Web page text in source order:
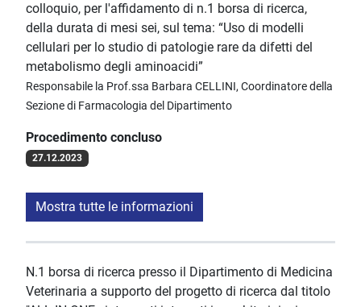
colloquio, per l'affidamento di n.1 borsa di ricerca,
della durata di mesi sei, sul tema: “Uso di modelli
cellulari per lo studio di patologie rare da difetti del
metabolismo degli aminoacidi”
Responsabile la Prof.ssa Barbara CELLINI, Coordinatore della
Sezione di Farmacologia del Dipartimento
Procedimento concluso
27.12.2023
Mostra tutte le informazioni
N.1 borsa di ricerca presso il Dipartimento di Medicina
Veterinaria a supporto del progetto di ricerca dal titolo